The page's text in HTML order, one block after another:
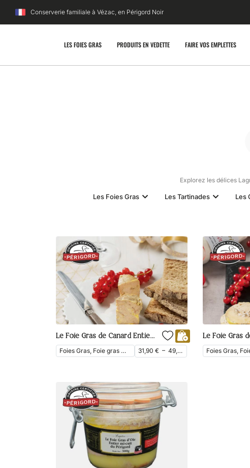
Conserverie familiale à Vézac, en Périgord Noir
LES FOIES GRAS PRODUITS EN VEDETTE FAIRE VOS EMPLETTES
Explorez les délices
Les Foies Gras Les Tartinades Les
Le Foie Gras de Canard Entier du Périgord Mi-Cuit
Foies Gras, Foie gras mi-cuit, Foie gras entier, Foie Gras de Canard 31,90€ – 49,90